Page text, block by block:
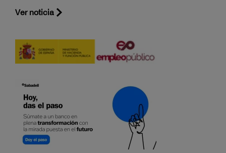
Ver noticia